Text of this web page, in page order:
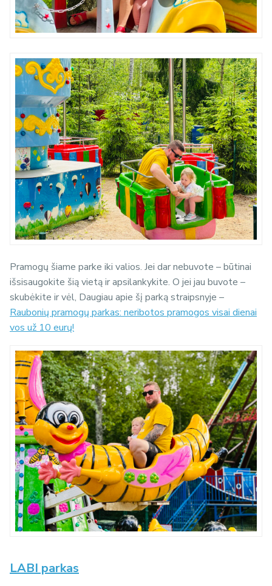
Pramogų šiame parke iki valios. Jei dar nebuvote – būtinai
išsisaugokite šią vietą ir apsilankykite. O jei jau buvote –
skubėkite ir vėl, Daugiau apie šį parką straipsnyje –
Raubonių pramogų parkas: neribotos pramogos visai dienai
vos už 10 eurų!
LABI parkas